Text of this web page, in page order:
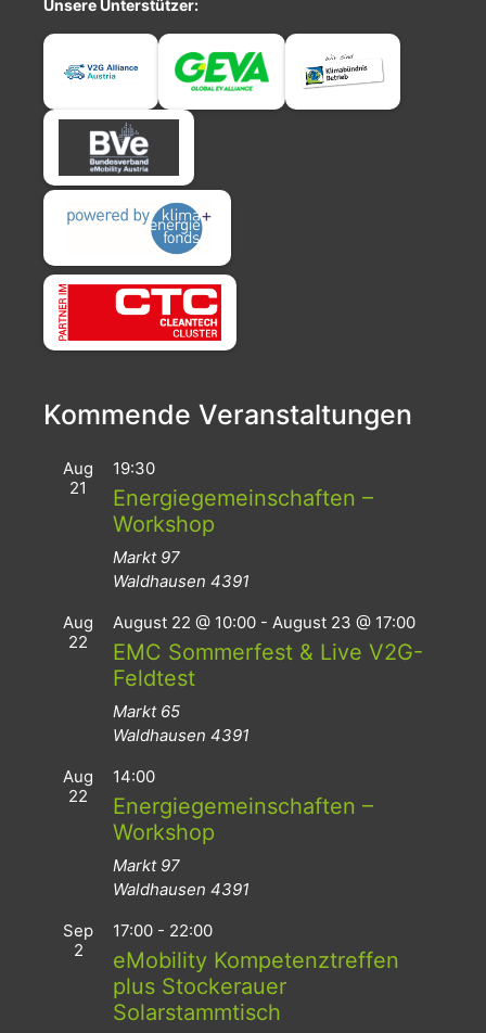
Unsere Unterstützer:
Kommende Veranstaltungen
Aug
21
19:30
Energiegemeinschaften –
Workshop
Markt 97
Waldhausen 4391
Aug
22
August 22 @ 10:00 - August 23 @ 17:00
EMC Sommerfest & Live V2G-
Feldtest
Markt 65
Waldhausen 4391
Aug
22
14:00
Energiegemeinschaften –
Workshop
Markt 97
Waldhausen 4391
Sep
2
17:00 - 22:00
eMobility Kompetenztreffen
plus Stockerauer
Solarstammtisch